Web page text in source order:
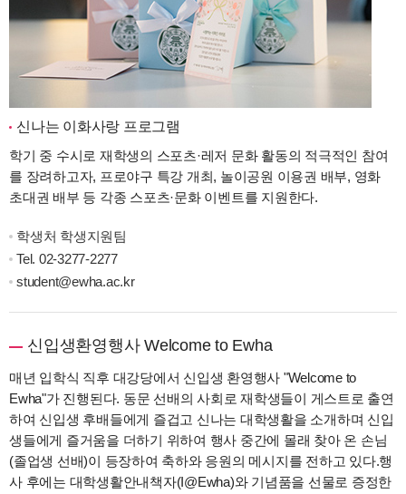
신나는 이화사랑 프로그램
학기 중 수시로 재학생의 스포츠·레저 문화 활동의 적극적인 참여
를 장려하고자, 프로야구 특강 개최, 놀이공원 이용권 배부, 영화
초대권 배부 등 각종 스포츠·문화 이벤트를 지원한다.
학생처 학생지원팀
Tel. 02-3277-2277
student@ewha.ac.kr
신입생환영행사 Welcome to Ewha
매년 입학식 직후 대강당에서 신입생 환영행사 "Welcome to
Ewha"가 진행된다. 동문 선배의 사회로 재학생들이 게스트로 출연
하여 신입생 후배들에게 즐겁고 신나는 대학생활을 소개하며 신입
생들에게 즐거움을 더하기 위하여 행사 중간에 몰래 찾아 온 손님
(졸업생 선배)이 등장하여 축하와 응원의 메시지를 전하고 있다.행
사 후에는 대학생활안내책자(I@Ewha)와 기념품을 선물로 증정한